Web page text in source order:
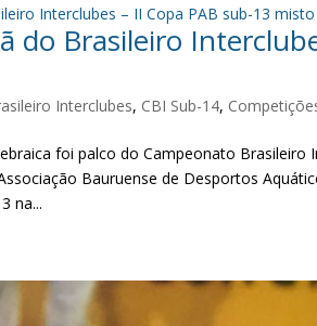
do Brasileiro
Interclubes, CBI Sub-14,
foi palco do Campeonato
Bauruense de Desportos
na...